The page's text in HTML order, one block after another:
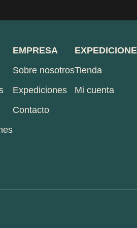
EMPRESA
Sobre nosotros
Expediciones
Contacto
Tienda
Mi cuenta